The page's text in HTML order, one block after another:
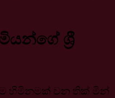
ශ්‍රී
හිමිනමක් වන තික් මින්